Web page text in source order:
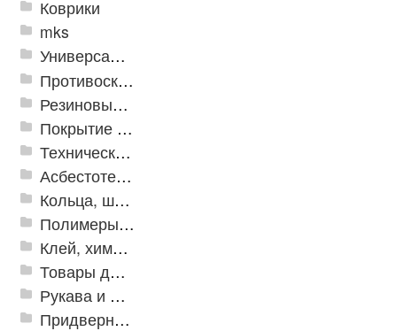
Коврики
mks
Универсальные модульные покрытия
Противоскользящая защита для лестниц, профили, ленты
Резиновые и ПВХ дорожки
Покрытие из резиновой крошки
Техническая резина
Асбестотехнические и теплоизоляционные материалы
Кольца, шайбы, манжеты
Полимеры и пластики
Клей, химия, сопутствующие товары
Товары для дома
Рукава и шланги промышленные
Придверные решетки